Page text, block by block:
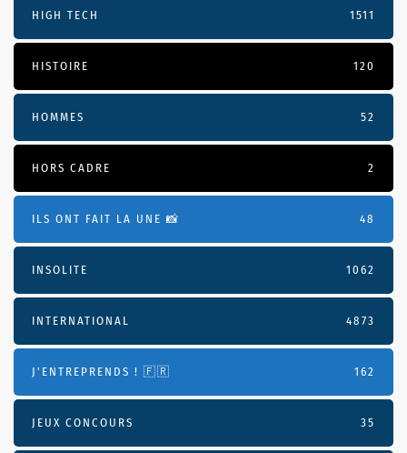
HIGH TECH 1511
HISTOIRE 120
HOMMES 52
HORS CADRE 2
ILS ONT FAIT LA UNE 📸 48
INSOLITE 1062
INTERNATIONAL 4873
J'ENTREPRENDS ! 🇫🇷 162
JEUX CONCOURS 35